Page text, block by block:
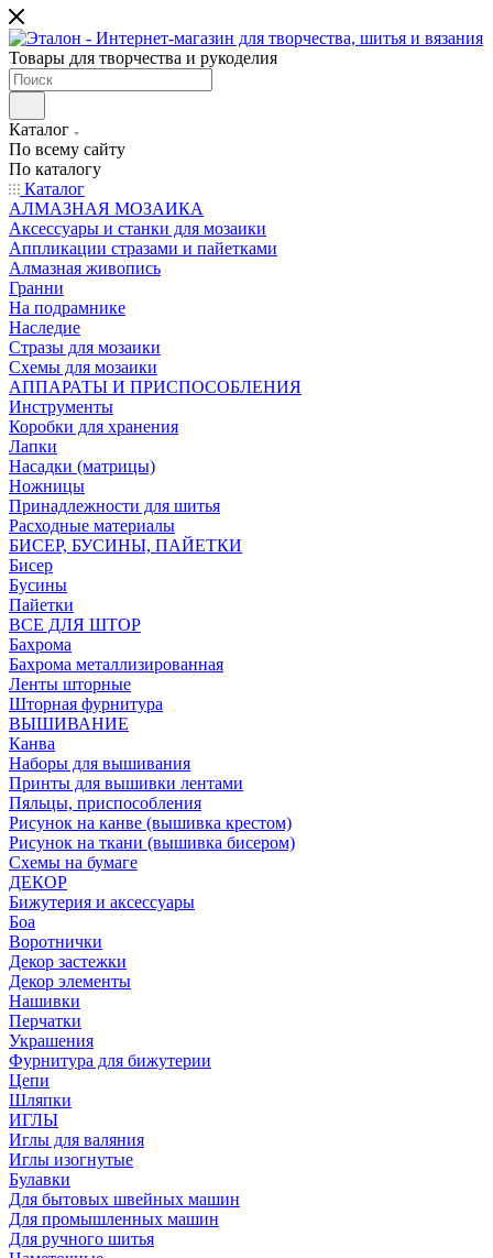
Товары для творчества и рукоделия
Каталог
По всему сайту
По каталогу
Каталог
АЛМАЗНАЯ МОЗАИКА
Аксессуары и станки для мозаики
Аппликации стразами и пайетками
Алмазная живопись
Гранни
На подрамнике
Наследие
Стразы для мозаики
Схемы для мозаики
АППАРАТЫ И ПРИСПОСОБЛЕНИЯ
Инструменты
Коробки для хранения
Лапки
Насадки (матрицы)
Ножницы
Принадлежности для шитья
Расходные материалы
БИСЕР, БУСИНЫ, ПАЙЕТКИ
Бисер
Бусины
Пайетки
ВСЕ ДЛЯ ШТОР
Бахрома
Бахрома металлизированная
Ленты шторные
Шторная фурнитура
ВЫШИВАНИЕ
Канва
Наборы для вышивания
Принты для вышивки лентами
Пяльцы, приспособления
Рисунок на канве (вышивка крестом)
Рисунок на ткани (вышивка бисером)
Схемы на бумаге
ДЕКОР
Бижутерия и аксессуары
Боа
Воротнички
Декор застежки
Декор элементы
Нашивки
Перчатки
Украшения
Фурнитура для бижутерии
Цепи
Шляпки
ИГЛЫ
Иглы для валяния
Иглы изогнутые
Булавки
Для бытовых швейных машин
Для промышленных машин
Для ручного шитья